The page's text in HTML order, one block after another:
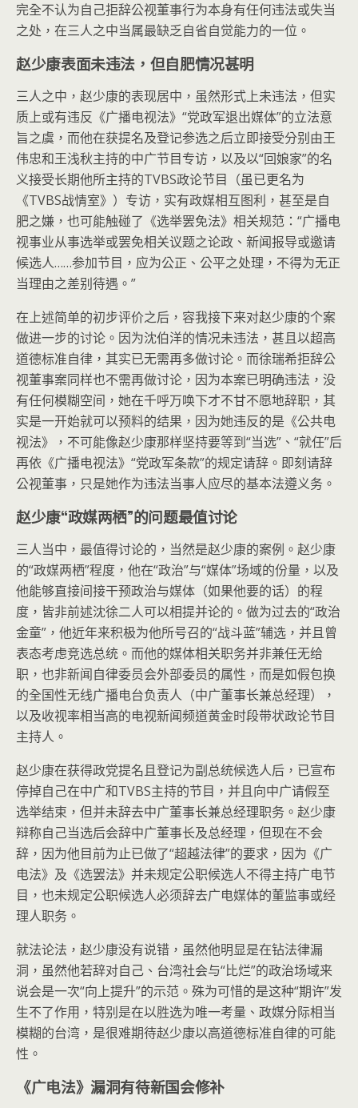
完全不认为自己拒辞公视董事行为本身有任何违法或失当
之处，在三人之中当属最缺乏自省自觉能力的一位。
赵少康表面未违法，但自肥情况甚明
三人之中，赵少康的表现居中，虽然形式上未违法，但实
质上或有违反《广播电视法》“党政军退出媒体”的立法意
旨之虞，而他在获提名及登记参选之后立即接受分别由王
伟忠和王浅秋主持的中广节目专访，以及以“回娘家”的名
义接受长期他所主持的TVBS政论节目（虽已更名为
《TVBS战情室》）专访，实有政媒相互图利，甚至是自
肥之嫌，也可能触碰了《选举罢免法》相关规范：“广播电
视事业从事选举或罢免相关议题之论政、新闻报导或邀请
候选人……参加节目，应为公正、公平之处理，不得为无正
当理由之差别待遇。”
在上述简单的初步评价之后，容我接下来对赵少康的个案
做进一步的讨论。因为沈伯洋的情况未违法，甚且以超高
道德标准自律，其实已无需再多做讨论。而徐瑞希拒辞公
视董事案同样也不需再做讨论，因为本案已明确违法，没
有任何模糊空间，她在千呼万唤下才不甘不愿地辞职，其
实是一开始就可以预料的结果，因为她违反的是《公共电
视法》，不可能像赵少康那样坚持要等到“当选”、“就任”后
再依《广播电视法》“党政军条款”的规定请辞。即刻请辞
公视董事，只是她作为违法当事人应尽的基本法遵义务。
赵少康“政媒两栖”的问题最值讨论
三人当中，最值得讨论的，当然是赵少康的案例。赵少康
的“政媒两栖”程度，他在“政治”与“媒体”场域的份量，以及
他能够直接间接干预政治与媒体（如果他要的话）的程
度，皆非前述沈徐二人可以相提并论的。做为过去的“政治
金童”，他近年来积极为他所号召的“战斗蓝”辅选，并且曾
表态考虑竞选总统。而他的媒体相关职务并非兼任无给
职，也非新闻自律委员会外部委员的属性，而是如假包换
的全国性无线广播电台负责人（中广董事长兼总经理），
以及收视率相当高的电视新闻频道黄金时段带状政论节目
主持人。
赵少康在获得政党提名且登记为副总统候选人后，已宣布
停掉自己在中广和TVBS主持的节目，并且向中广请假至
选举结束，但并未辞去中广董事长兼总经理职务。赵少康
辩称自己当选后会辞中广董事长及总经理，但现在不会
辞，因为他目前为止已做了“超越法律”的要求，因为《广
电法》及《选罢法》并未规定公职候选人不得主持广电节
目，也未规定公职候选人必须辞去广电媒体的董监事或经
理人职务。
就法论法，赵少康没有说错，虽然他明显是在钻法律漏
洞，虽然他若辞对自己、台湾社会与“比烂”的政治场域来
说会是一次“向上提升”的示范。殊为可惜的是这种“期许”发
生不了作用，特别是在以胜选为唯一考量、政媒分际相当
模糊的台湾，是很难期待赵少康以高道德标准自律的可能
性。
《广电法》漏洞有待新国会修补